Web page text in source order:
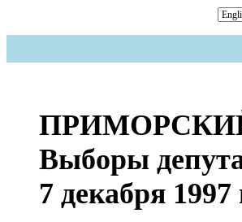
Выборы
7 декабря 1997